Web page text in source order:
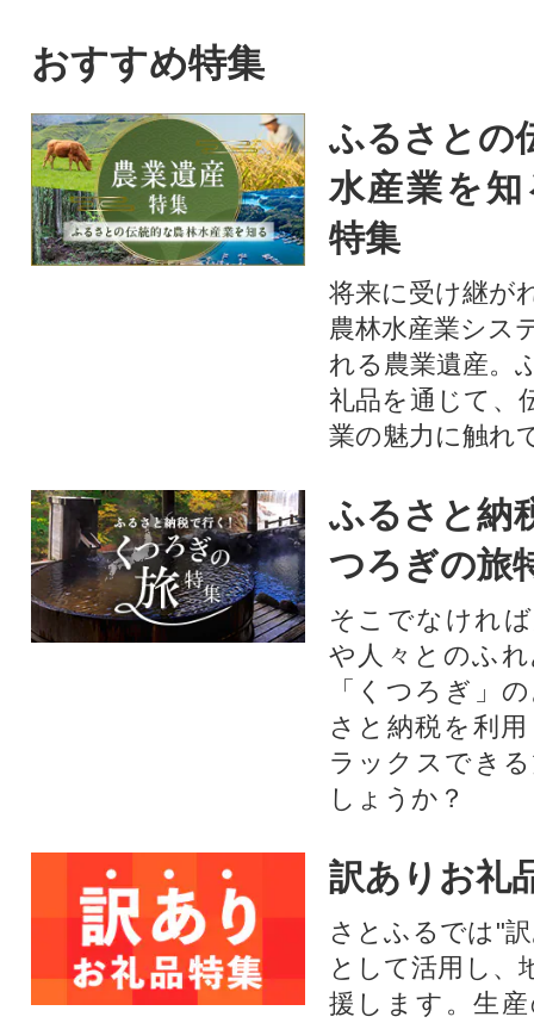
おすすめ特集
ふるさとの
水産業を
特集
将来に受け継が
農林水産業シス
れる農業遺産。
礼品を通じて、
業の魅力に触れ
ふるさと納
つろぎの旅
そこでなけれ
や人々とのふ
「くつろぎ」
さと納税を利
ラックスでき
しょうか？
訳ありお礼
さとふるでは"
として活用し、
援します。⽣